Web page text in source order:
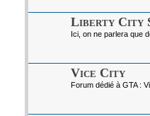
Liberty City
Ici, on ne parlera que
Vice City
Forum dédié à GTA :